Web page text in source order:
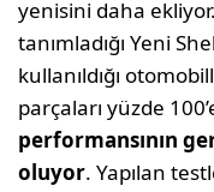
yenisini daha ekliyor.
tanımladığı Yeni
kullanıldığı
parçaları yüzde
performansının
oluyor. Yapılan